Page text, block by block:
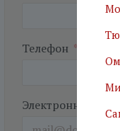
Телефон *
Электронная почта